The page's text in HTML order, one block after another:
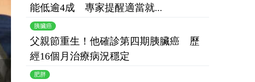
能低逾4成 專家提醒適當就...
胰臟癌
父親節重生！他確診第四期胰臟癌 歷
經16個月治療病況穩定
肥胖